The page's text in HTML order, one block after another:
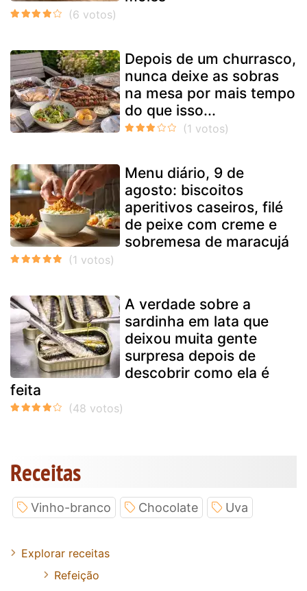
Depois de um churrasco,
nunca deixe as sobras
na mesa por mais tempo
do que isso...
Menu diário, 9 de
agosto: biscoitos
aperitivos caseiros, filé
de peixe com creme e
sobremesa de maracujá
A verdade sobre a
sardinha em lata que
deixou muita gente
surpresa depois de
descobrir como ela é
feita
Receitas
Vinho-branco Chocolate Uva
Explorar receitas
Refeição